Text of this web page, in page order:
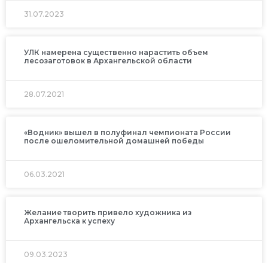
31.07.2023
УЛК намерена существенно нарастить объем
лесозаготовок в Архангельской области
28.07.2021
«Водник» вышел в полуфинал чемпионата России
после ошеломительной домашней победы
06.03.2021
Желание творить привело художника из
Архангельска к успеху
09.03.2023